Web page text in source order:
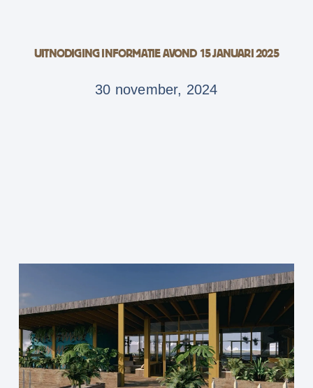
UITNODIGING INFORMATIE AVOND 15 JANUARI 2025
30 november, 2024